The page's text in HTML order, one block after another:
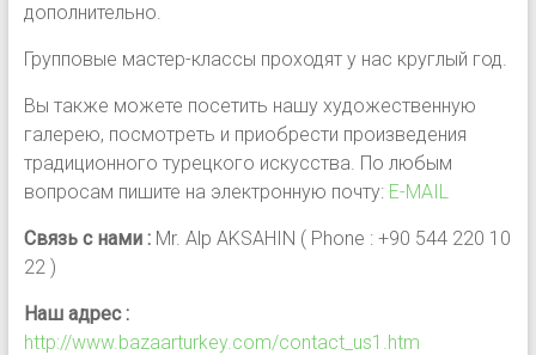
дополнительно.
Групповые мастер-классы проходят у нас круглый год.
Вы также можете посетить нашу художественную
галерею, посмотреть и приобрести произведения
традиционного турецкого искусства. По любым
вопросам пишите на электронную почту: E-MAIL
Связь с нами :Mr. Alp AKSAHIN ( Phone : +90 544 220 10
22 )
Наш адрес :
http://www.bazaarturkey.com/contact_us1.htm